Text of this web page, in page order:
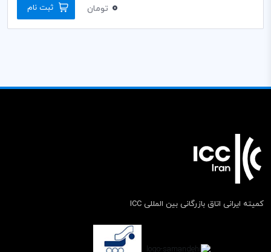
0 تومان ثبت نام
کمیته ایرانی اتاق بازرگانی بین المللی ICC